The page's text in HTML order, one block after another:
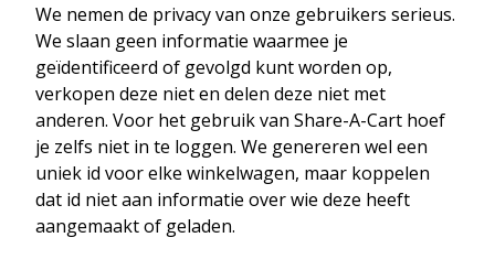
We nemen de privacy van onze gebruikers serieus.
We slaan geen informatie waarmee je
geïdentificeerd of gevolgd kunt worden op,
verkopen deze niet en delen deze niet met
anderen. Voor het gebruik van Share-A-Cart hoef
je zelfs niet in te loggen. We genereren wel een
uniek id voor elke winkelwagen, maar koppelen
dat id niet aan informatie over wie deze heeft
aangemaakt of geladen.